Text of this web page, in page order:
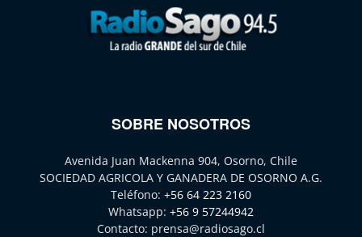
SOBRE NOSOTROS
Avenida Juan Mackenna 904, Osorno, Chile
SOCIEDAD AGRICOLA Y GANADERA DE OSORNO A.G.
Teléfono: +56 64 223 2160
Whatsapp: +56 9 57244942
Contacto: prensa@radiosago.cl